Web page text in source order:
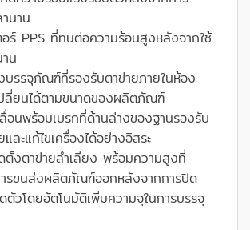
นาน
ร์ PPS ที่ทนต่อความร้อนสูงหลังจากใช้
น
บรรจุภัณฑ์ที่รองรับตาข่ายภายในห้อง
ลี่ยนได้ตามขนาดของผลิตภัณฑ์
อนพร้อมเบรกที่ด้านล่างของฐานรองรับ
ละแก้ไขเครื่องได้อย่างอิสระ
ตั้งตาข่ายลำเลียง พร้อมความสูงที่
รขนส่งผลิตภัณฑ์ออกหลังจากการปิด
ตัวโดยอัตโนมัติเพิ่มความจุในการบรรจุ